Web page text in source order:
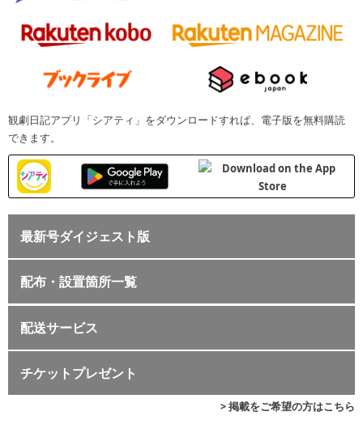
観劇日記アプリ「シアティ」をダウンロードすれば、電子版を無料購読
できます。
最新号ダイジェスト版
配布・設置箇所一覧
配送サービス
チケットプレゼント
> 掲載をご希望の方はこちら